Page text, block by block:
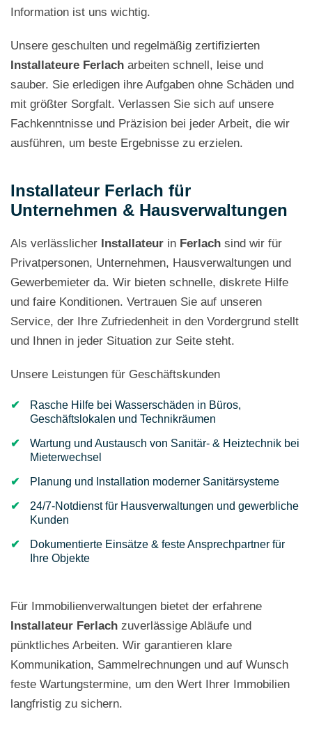
Information ist uns wichtig.
Unsere geschulten und regelmäßig zertifizierten
Installateure Ferlach arbeiten schnell, leise und
sauber. Sie erledigen ihre Aufgaben ohne Schäden und
mit größter Sorgfalt. Verlassen Sie sich auf unsere
Fachkenntnisse und Präzision bei jeder Arbeit, die wir
ausführen, um beste Ergebnisse zu erzielen.
Installateur Ferlach für
Unternehmen & Hausverwaltungen
Als verlässlicher Installateur in Ferlach sind wir für
Privatpersonen, Unternehmen, Hausverwaltungen und
Gewerbemieter da. Wir bieten schnelle, diskrete Hilfe
und faire Konditionen. Vertrauen Sie auf unseren
Service, der Ihre Zufriedenheit in den Vordergrund stellt
und Ihnen in jeder Situation zur Seite steht.
Unsere Leistungen für Geschäftskunden
Rasche Hilfe bei Wasserschäden in Büros,
Geschäftslokalen und Technikräumen
Wartung und Austausch von Sanitär- & Heiztechnik bei
Mieterwechsel
Planung und Installation moderner Sanitärsysteme
24/7-Notdienst für Hausverwaltungen und gewerbliche
Kunden
Dokumentierte Einsätze & feste Ansprechpartner für
Ihre Objekte
Für Immobilienverwaltungen bietet der erfahrene
Installateur Ferlach zuverlässige Abläufe und
pünktliches Arbeiten. Wir garantieren klare
Kommunikation, Sammelrechnungen und auf Wunsch
feste Wartungstermine, um den Wert Ihrer Immobilien
langfristig zu sichern.